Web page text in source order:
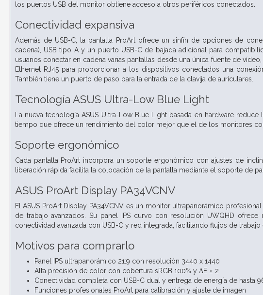
los puertos USB del monitor obtiene acceso a otros periféricos conectados.
Conectividad expansiva
Además de USB-C, la pantalla ProArt ofrece un sinfín de opciones de
cadena), USB tipo A y un puerto USB-C de bajada adicional para
usuarios conectar en cadena varias pantallas desde una única fuente de
Ethernet RJ45 para proporcionar a los dispositivos conectados una
También tiene un puerto de paso para la entrada de la clavija de auriculares.
Tecnología ASUS Ultra-Low Blue Light
La nueva tecnología ASUS Ultra-Low Blue Light basada en hardware
tiempo que ofrece un rendimiento del color mejor que el de los monitores
Soporte ergonómico
Cada pantalla ProArt incorpora un soporte ergonómico con ajustes de
liberación rápida facilita la colocación de la pantalla mediante el soporte de
ASUS ProArt Display PA34VCNV
El ASUS ProArt Display PA34VCNV es un monitor ultrapanorámico
de trabajo avanzados. Su panel IPS curvo con resolución UWQHD
conectividad avanzada con USB-C y red integrada, facilitando flujos de trabajo
Motivos para comprarlo
Panel IPS ultrapanorámico 21:9 con resolución 3440 x 1440
Alta precisión de color con cobertura sRGB 100% y ΔE ≤ 2
Conectividad completa con USB-C dual y entrega de energía de hasta
Funciones profesionales ProArt para calibración y ajuste de imagen